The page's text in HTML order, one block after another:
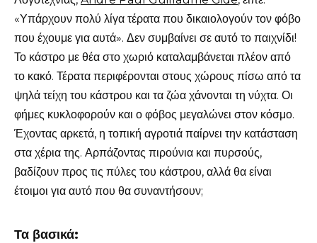
«Υπάρχουν πολύ λίγα τέρατα που δικαιολογούν τον φόβο
που έχουμε για αυτά». Δεν συμβαίνει σε αυτό το παιχνίδι!
Το κάστρο με θέα στο χωριό καταλαμβάνεται πλέον από
το κακό. Τέρατα περιφέρονται στους χώρους πίσω από τα
ψηλά τείχη του κάστρου και τα ζώα χάνονται τη νύχτα. Οι
φήμες κυκλοφορούν και ο φόβος μεγαλώνει στον κόσμο.
Έχοντας αρκετά, η τοπική αγροτιά παίρνει την κατάσταση
στα χέρια της. Αρπάζοντας πιρούνια και πυρσούς,
βαδίζουν προς τις πύλες του κάστρου, αλλά θα είναι
έτοιμοι για αυτό που θα συναντήσουν;
Τα βασικά: